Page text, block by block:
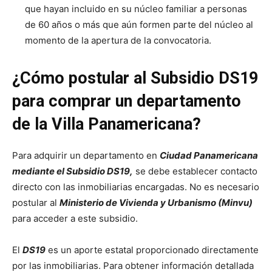
que hayan incluido en su núcleo familiar a personas
de 60 años o más que aún formen parte del núcleo al
momento de la apertura de la convocatoria.
¿Cómo postular al Subsidio DS19
para comprar un departamento
de la Villa Panamericana?
Para adquirir un departamento en Ciudad Panamericana
mediante el Subsidio DS19, se debe establecer contacto
directo con las inmobiliarias encargadas. No es necesario
postular al Ministerio de Vivienda y Urbanismo (Minvu)
para acceder a este subsidio.
El DS19 es un aporte estatal proporcionado directamente
por las inmobiliarias. Para obtener información detallada